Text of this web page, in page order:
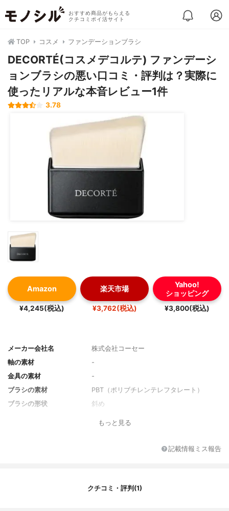
おすすめ商品がもらえる
クチコミポイ活サイト
TOP コスメ ファンデーションブラシ
DECORTÉ(コスメデコルテ) ファンデーシ
ョンブラシの悪い口コミ・評判は？実際に
使ったリアルな本音レビュー1件
3.78
Amazon
¥4,245(税込)
楽天市場
¥3,762(税込)
Yahoo!
ショッピング
¥3,800(税込)
メーカー会社名
株式会社コーセー
軸の素材
-
金具の素材
-
ブラシの素材
PBT（ポリブチレンテレフタレート）
ブラシの形状
斜め
ハードケース付き
-
もっと見る
記載情報ミス報告
クチコミ・評判(1)